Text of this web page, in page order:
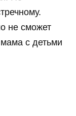
не сможет
с детьми